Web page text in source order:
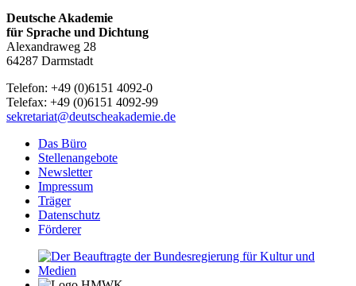
Deutsche Akademie
für Sprache und Dichtung
Alexandraweg 28
64287 Darmstadt
Telefon: +49 (0)6151 4092-0
Telefax: +49 (0)6151 4092-99
sekretariat@deutscheakademie.de
Das Büro
Stellenangebote
Newsletter
Impressum
Träger
Datenschutz
Förderer